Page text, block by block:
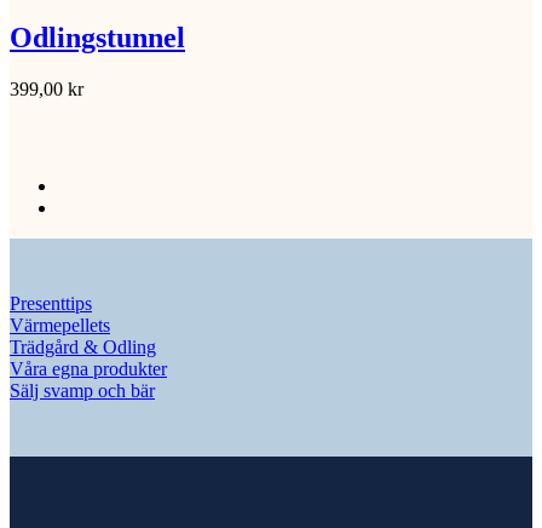
Odlingstunnel
399,00 kr
Presenttips
Värmepellets
Trädgård & Odling
Våra egna produkter
Sälj svamp och bär